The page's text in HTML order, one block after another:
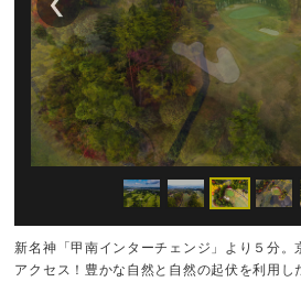
新名神「甲南インターチェンジ」より５分
アクセス！豊かな自然と自然の起伏を利用し